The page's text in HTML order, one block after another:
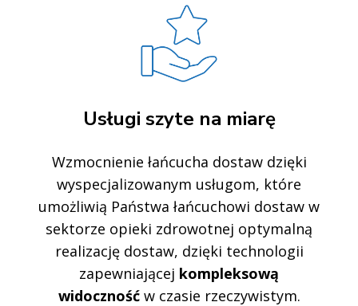
Usługi szyte na miarę
Wzmocnienie łańcucha dostaw dzięki
wyspecjalizowanym usługom, które
umożliwią Państwa łańcuchowi dostaw w
sektorze opieki zdrowotnej optymalną
realizację dostaw, dzięki technologii
zapewniającej kompleksową
widocznośćw czasie rzeczywistym.